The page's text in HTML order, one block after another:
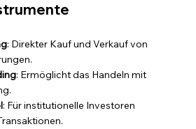
: Direkter Kauf und Verkauf von
: Ermöglicht das Handeln mit
: Für institutionelle Investoren